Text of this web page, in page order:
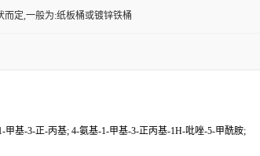
而定,一般为:纸板桶或镀锌铁桶
基-3-正-丙基; 4-氨基-1-甲基-3-正丙基-1H-吡唑-5-甲酰胺;